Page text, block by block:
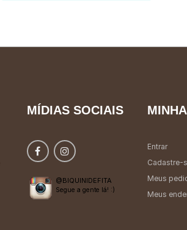
MÍDIAS SOCIAIS
@BIQUINIDEFITA
Segue a gente lá! :)
Entrar
Cadastre-
Meus
Meus